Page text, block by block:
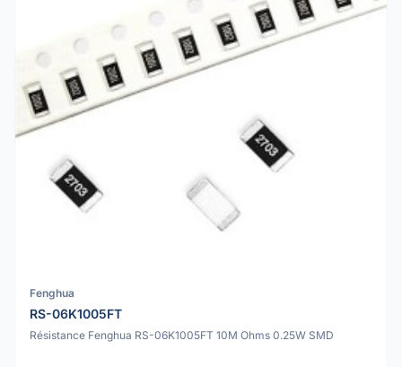
Fenghua
RS-06K1005FT
Résistance Fenghua RS-06K1005FT 10M Ohms 0.25W SMD